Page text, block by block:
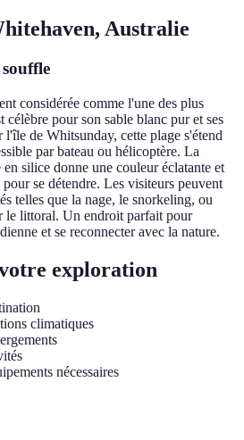
Australie
considérée comme l'une des plus
célèbre pour son sable blanc pur et ses
l'île de Whitsunday, cette plage s'étend
par bateau ou hélicoptère. La
silice donne une couleur éclatante et
se détendre. Les visiteurs peuvent
telles que la nage, le snorkeling, ou
le littoral. Un endroit parfait pour
et se reconnecter avec la nature.
exploration
climatiques
nécessaires